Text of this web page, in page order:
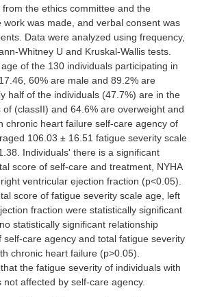
the ethics committee and the
work was made, and verbal consent was
Data were analyzed using frequency,
Whitney U and Kruskal-Wallis tests.
of the 130 individuals participating in
60% are male and 89.2% are
half of the individuals (47.7%) are in the
(classII) and 64.6% are overweight and
chronic heart failure self-care agency of
106.03 ± 16.51 fatigue severity scale
Individuals' there is a significant
score of self-care and treatment, NYHA
ventricular ejection fraction (p<0.05).
score of fatigue severity scale age, left
fraction were statistically significant
statistically significant relationship
self-care agency and total fatigue severity
chronic heart failure (p>0.05).
the fatigue severity of individuals with
affected by self-care agency.